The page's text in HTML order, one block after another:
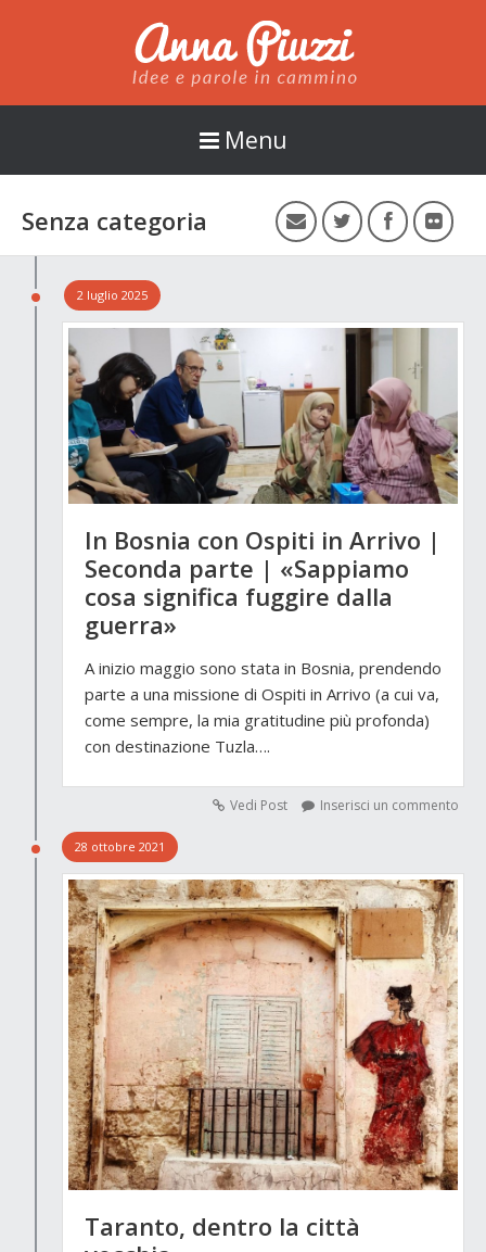
Anna Piuzzi
Menu
Senza categoria
2 luglio 2025
In Bosnia con Ospiti in Arrivo |
Seconda parte | «Sappiamo
cosa significa fuggire dalla
guerra»
A inizio maggio sono stata in Bosnia, prendendo
parte a una missione di Ospiti in Arrivo (a cui va,
come sempre, la mia gratitudine più profonda)
con destinazione Tuzla….
Vedi Post Inserisci un commento
28 ottobre 2021
Taranto, dentro la città